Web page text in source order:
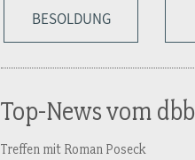
BESOLDUNG
Top-News vom dbb
Treffen mit Roman Poseck